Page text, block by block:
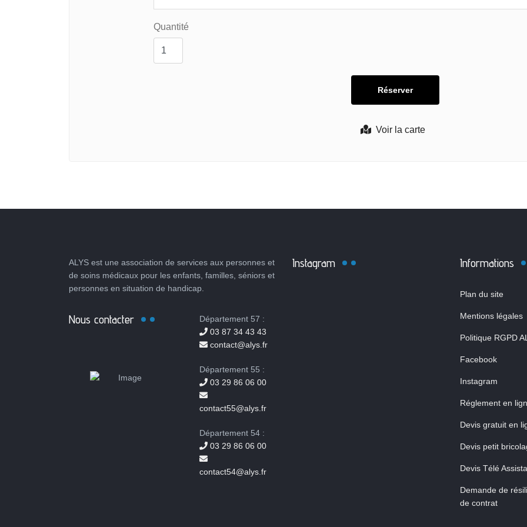
Voir la carte
Quantité
ALYS est une association de services aux personnes et
de soins médicaux pour les enfants, familles, séniors et
personnes en situation de handicap.
Nous contacter
Département 57 :
03 87 34 43 43
contact@alys.fr
Département 55 :
03 29 86 06 00
contact55@alys.fr
Département 54 :
03 29 86 06 00
contact54@alys.fr
Instagram Informations
Plan du site
Mentions légales
Politique RGPD
Facebook
Instagram
Réglement en
Devis gratuit en
Devis petit
Devis Télé
Demande de
de contrat